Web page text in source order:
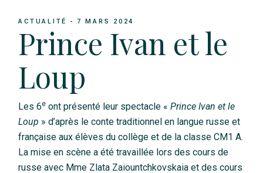
ACTUALITÉ 7 MARS 2024
Prince Ivan et le
Loup
Les 6e ont présenté leur spectacle «Prince Ivan et le
Loup » d’après le conte traditionnel en langue russe et
française aux élèves du collège et de la classe CM1 A.
La mise en scène a été travaillée lors des cours de
russe avec Mme Zlata Zaiountchkovskaia et des cours